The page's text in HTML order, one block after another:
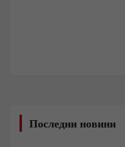
Последни новини